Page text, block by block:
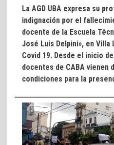
La AGD UBA expresa su
indignación por el
docente de la Escuela
José Luis Delpini», en Villa
Covid 19. Desde el inicio
docentes de CABA vienen
condiciones para la